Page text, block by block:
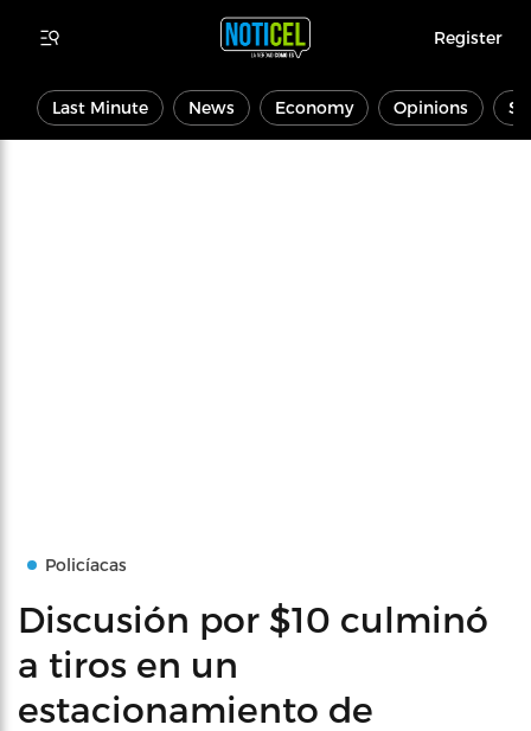
Register
Last Minute News Economy Opinions
Policíacas
Discusión por $10 culminó
a tiros en un
estacionamiento de